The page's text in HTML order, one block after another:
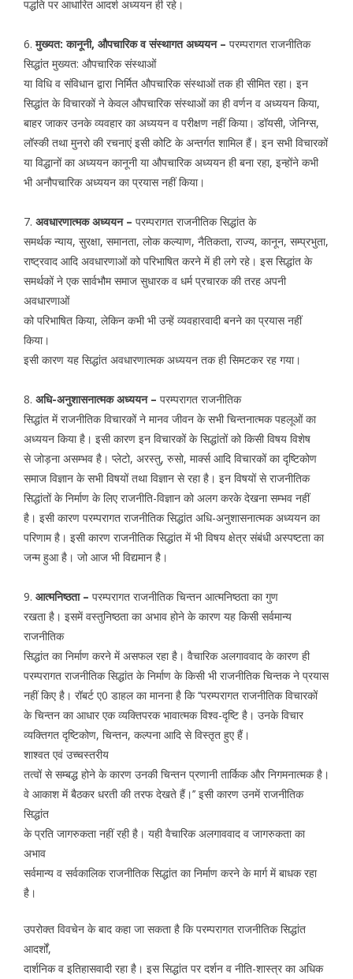
पद्धति पर आधारित आदर्श अध्ययन ही रहे।
6.मुख्यत: कानूनी, औपचारिक व संस्थागत अध्ययन – परम्परागत राजनीतिक
सिद्धांत मुख्यत: औपचारिक संस्थाओं
या विधि व संविधान द्वारा निर्मित औपचारिक संस्थाओं तक ही सीमित रहा। इन
सिद्धांत के विचारकों ने केवल औपचारिक संस्थाओं का ही वर्णन व अध्ययन किया,
बाहर जाकर उनके व्यवहार का अध्ययन व परीक्षण नहीं किया। डॉयसी, जेनिग्स,
लॉस्की तथा मुनरो की रचनाएं इसी कोटि के अन्तर्गत शामिल हैं। इन सभी विचारकों
या विद्धानों का अध्ययन कानूनी या औपचारिक अध्ययन ही बना रहा, इन्होंने कभी
भी अनौपचारिक अध्ययन का प्रयास नहीं किया।
7. अवधारणात्मक अध्ययन – परम्परागत राजनीतिक सिद्धांत के
समर्थक न्याय, सुरक्षा, समानता, लोक कल्याण, नैतिकता, राज्य, कानून, सम्प्रभुता,
राष्ट्रवाद आदि अवधारणाओं को परिभाषित करने में ही लगे रहे। इस सिद्धांत के
समर्थकों ने एक सार्वभौम समाज सुधारक व धर्म प्रचारक की तरह अपनी
अवधारणाओं
को परिभाषित किया, लेकिन कभी भी उन्हें व्यवहारवादी बनने का प्रयास नहीं
किया।
इसी कारण यह सिद्धांत अवधारणात्मक अध्ययन तक ही सिमटकर रह गया।
8. अधि-अनुशासनात्मक अध्ययन – परम्परागत राजनीतिक
सिद्धांत में राजनीतिक विचारकों ने मानव जीवन के सभी चिन्तनात्मक पहलूओं का
अध्ययन किया है। इसी कारण इन विचारकों के सिद्धांतों को किसी विषय विशेष
से जोड़ना असम्भव है। प्लेटो, अरस्तु, रुसो, मार्क्स आदि विचारकों का दृष्टिकोण
समाज विज्ञान के सभी विषयों तथा विज्ञान से रहा है। इन विषयों से राजनीतिक
सिद्धांतों के निर्माण के लिए राजनीति-विज्ञान को अलग करके देखना सम्भव नहीं
है। इसी कारण परम्परागत राजनीतिक सिद्धांत अधि-अनुशासनात्मक अध्ययन का
परिणाम है। इसी कारण राजनीतिक सिद्धांत में भी विषय क्षेत्र संबंधी अस्पष्टता का
जन्म हुआ है। जो आज भी विद्यमान है।
9. आत्मनिष्ठता – परम्परागत राजनीतिक चिन्तन आत्मनिष्ठता का गुण
रखता है। इसमें वस्तुनिष्ठता का अभाव होने के कारण यह किसी सर्वमान्य
राजनीतिक
सिद्धांत का निर्माण करने में असफल रहा है। वैचारिक अलगाववाद के कारण ही
परम्परागत राजनीतिक सिद्धांत के निर्माण के किसी भी राजनीतिक चिन्तक ने प्रयास
नहीं किए है। रॉबर्ट ए0 डाहल का मानना है कि ‘‘परम्परागत राजनीतिक विचारकों
के चिन्तन का आधार एक व्यक्तिपरक भावात्मक विश्व-दृष्टि है। उनके विचार
व्यक्तिगत दृष्टिकोण, चिन्तन, कल्पना आदि से विस्तृत हुए हैं।
शाश्वत एवं उच्चस्तरीय
तत्वों से सम्बद्ध होने के कारण उनकी चिन्तन प्रणानी तार्किक और निगमनात्मक है।
वे आकाश में बैठकर धरती की तरफ देखते हैं।’’ इसी कारण उनमें राजनीतिक
सिद्धांत
के प्रति जागरुकता नहीं रही है। यही वैचारिक अलगाववाद व जागरुकता का
अभाव
सर्वमान्य व सर्वकालिक राजनीतिक सिद्धांत का निर्माण करने के मार्ग में बाधक रहा
है।
उपरोक्त विवचेन के बाद कहा जा सकता है कि परम्परागत राजनीतिक सिद्धांत
आदर्शों,
दार्शनिक व इतिहासवादी रहा है। इस सिद्धांत पर दर्शन व नीति-शास्त्र का अधिक